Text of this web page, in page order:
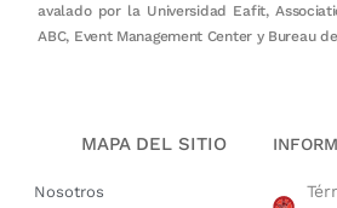
avalado por la Universidad Eafit,
ABC, Event Management Center y Bureau
MAPA DEL SITIO
Nosotros